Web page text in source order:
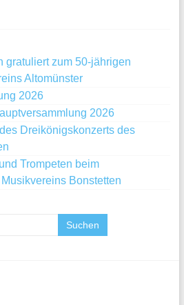
gratuliert zum 50-jährigen
Altomünster
2026
2026
Dreikönigskonzerts des
Trompeten beim
Bonstetten